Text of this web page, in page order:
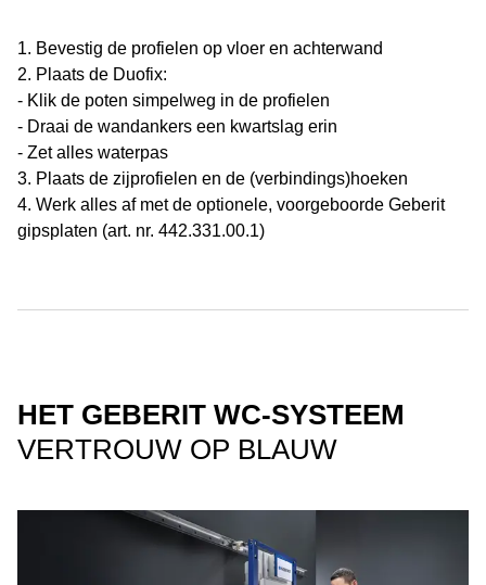
1. Bevestig de profielen op vloer en achterwand
2. Plaats de Duofix:
- Klik de poten simpelweg in de profielen
- Draai de wandankers een kwartslag erin
- Zet alles waterpas
3. Plaats de zijprofielen en de (verbindings)hoeken
4. Werk alles af met de optionele, voorgeboorde Geberit
gipsplaten (art. nr. 442.331.00.1)
HET GEBERIT WC-SYSTEEM
VERTROUW OP BLAUW